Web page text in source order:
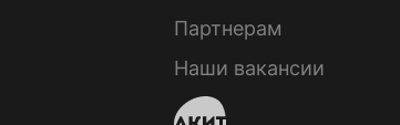
Партнерам
Наши вакансии